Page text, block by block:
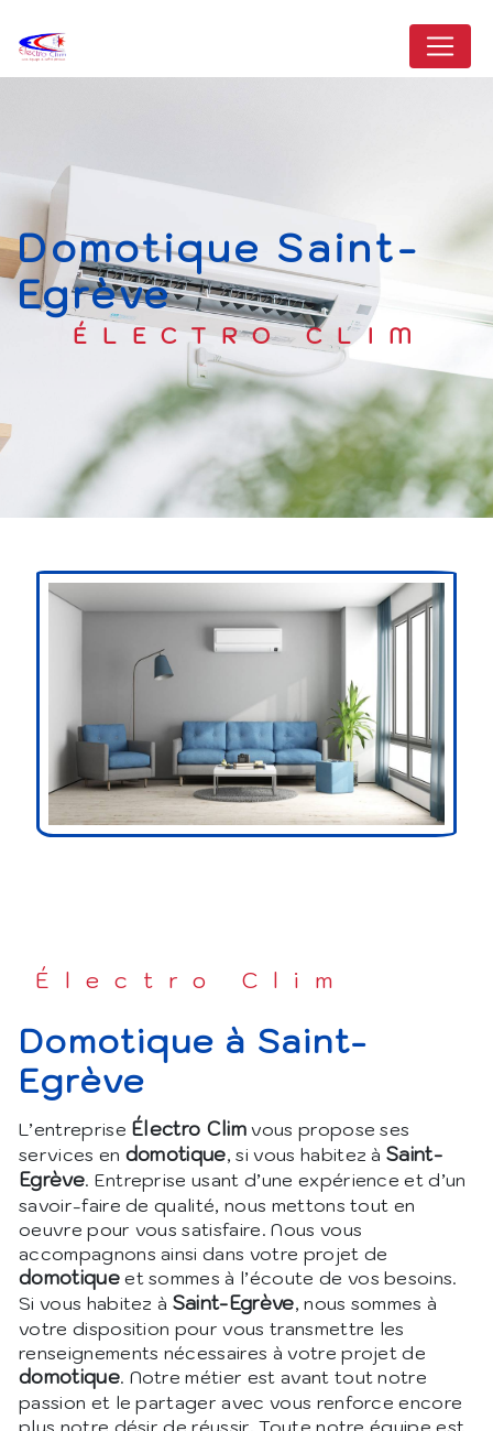
domotique Saint-
Egrève
ÉLECTRO CLIM
Électro Clim
domotique à Saint-
Egrève
L’entreprise Électro Clim vous propose ses
services en domotique, si vous habitez àSaint-
Egrève. Entreprise usant d’une expérience et d’un
savoir-faire de qualité, nous mettons tout en
oeuvre pour vous satisfaire. Nous vous
accompagnons ainsi dans votre projet de
domotiqueet sommes à l’écoute de vos besoins.
Si vous habitez à Saint-Egrève, nous sommes à
votre disposition pour vous transmettre les
renseignements nécessaires à votre projet de
domotique. Notre métier est avant tout notre
passion et le partager avec vous renforce encore